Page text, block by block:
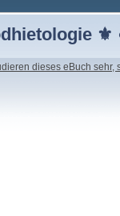
⚜
dieses eBuch sehr,